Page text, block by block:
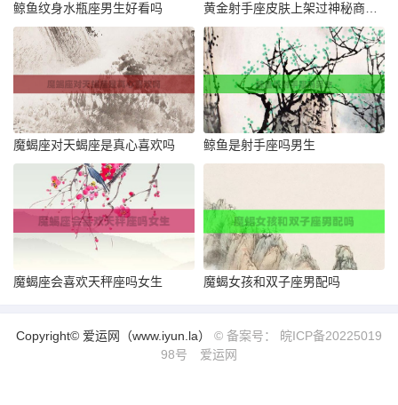
鲸鱼纹身水瓶座男生好看吗 黄金射手座皮肤上架过神秘商店吗
魔蝎座对天蝎座是真心喜欢吗 鲸鱼是射手座吗男生
魔蝎座会喜欢天秤座吗女生 魔蝎女孩和双子座男配吗
Copyright© 爱运网（www.iyun.la） © 备案号： 皖ICP备20225019
98号
爱运网